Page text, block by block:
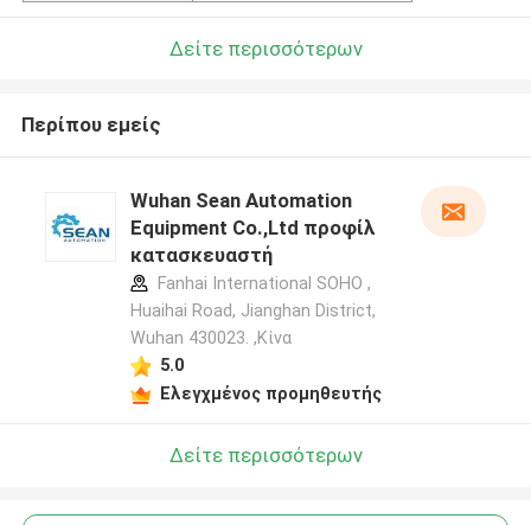
Δείτε περισσότερων
Περίπου εμείς
Wuhan Sean Automation
Equipment Co.,Ltd προφίλ
κατασκευαστή
Fanhai International SOHO ,
Huaihai Road, Jianghan District,
Wuhan 430023. ,Κίνα
5.0
Ελεγχμένος προμηθευτής
Δείτε περισσότερων